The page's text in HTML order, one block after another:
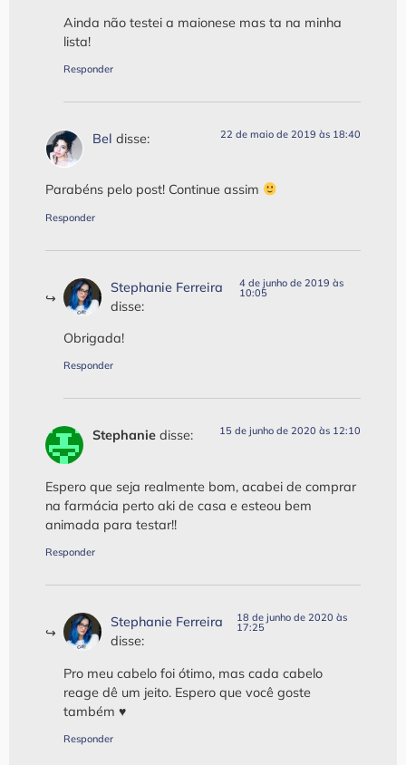
Ainda não testei a maionese mas ta na minha
lista!
Responder
Bel disse: 22 de maio de 2019 às 18:40
Parabéns pelo post! Continue assim
Responder
Stephanie Ferreira
disse:
4 de junho de 2019 às
10:05
Obrigada!
Responder
Stephanie disse: 15 de junho de 2020 às 12:10
Espero que seja realmente bom, acabei de comprar
na farmácia perto aki de casa e esteou bem
animada para testar!!
Responder
Stephanie Ferreira
disse:
18 de junho de 2020 às
17:25
Pro meu cabelo foi ótimo, mas cada cabelo
reage dê um jeito. Espero que você goste
também ♥
Responder